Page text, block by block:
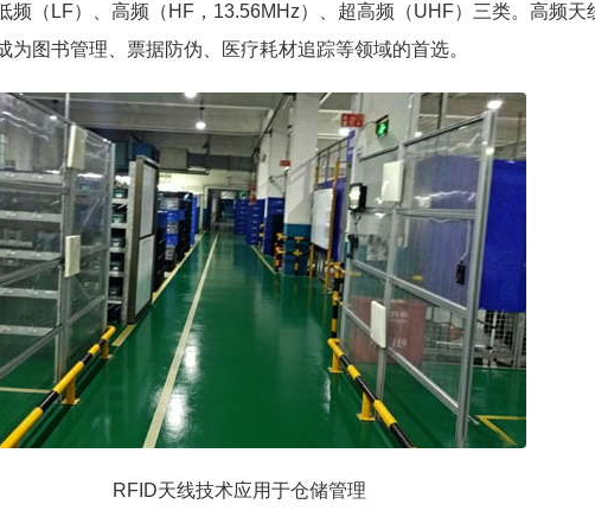
频（LF）、高频（HF，13.56MHz）、超高频（UHF）三类。高频天
为图书管理、票据防伪、医疗耗材追踪等领域的首选。
RFID天线技术应用于仓储管理